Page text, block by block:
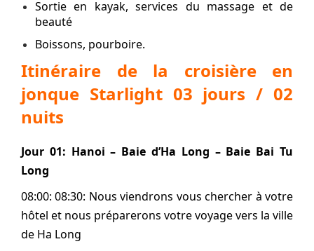
Sortie en kayak, services du massage et de
beauté
Boissons, pourboire.
Itinéraire de la croisière en
jonque Starlight 03 jours / 02
nuits
Jour 01: Hanoi – Baie d’Ha Long – Baie Bai Tu
Long
08:00: 08:30: Nous viendrons vous chercher à votre
hôtel et nous préparerons votre voyage vers la ville
de Ha Long